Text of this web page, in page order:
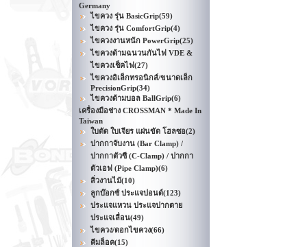
Germany
ไขควง รุ่น BasicGrip(59)
ไขควง รุ่น ComfortGrip(4)
ไขควงงานหนัก PowerGrip(25)
ไขควงด้ามฉนวนกันไฟ VDE &
ไขควงเช็คไฟ(27)
ไขควงอิเล็กทรอนิกส์/ขนาดเล็ก
PrecisionGrip(34)
ไขควงด้ามบอล BallGrip(6)
เครื่องมือช่าง CROSSMAN * Made In
Taiwan
ใบตัด ใบเจียร แผ่นขัด โฮลซอ(2)
ปากกาจับงาน (Bar Clamp) /
ปากกาตัวซี (C-Clamp) / ปากกา
ตัวเอฟ (Pipe Clamp)(6)
สิ่วงานไม้(10)
ลูกบ๊อกซ์ ประแจปอนด์(123)
ประแจแหวน ประแจปากตาย
ประแจเลื่อน(49)
ไขควง/ดอกไขควง(66)
คีมล็อค(15)